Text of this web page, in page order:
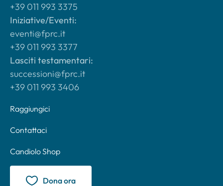
+39 011 993 3375
Iniziative/Eventi:
eventi@fprc.it
+39 011 993 3377
Lasciti testamentari:
successioni@fprc.it
+39 011 993 3406
Raggiungici
Contattaci
Candiolo Shop
Dona ora